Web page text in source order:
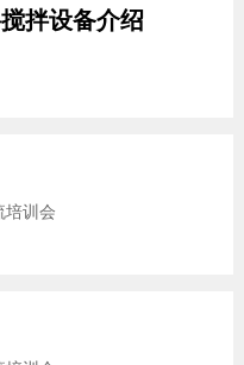
拌设备介绍
培训会